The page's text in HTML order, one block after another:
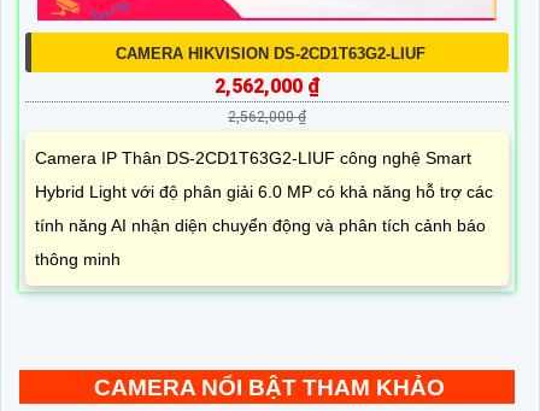
CAMERA HIKVISION DS-2CD1T63G2-LIUF
2,562,000 ₫
2,562,000 ₫
Camera IP Thân DS-2CD1T63G2-LIUF công nghệ Smart
Hybrid Light với độ phân giải 6.0 MP có khả năng hỗ trợ các
tính năng AI nhận diện chuyển động và phân tích cảnh báo
thông minh
CAMERA NỔI BẬT THAM KHẢO